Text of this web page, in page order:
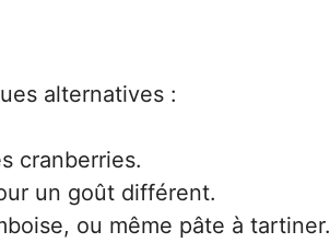
alternatives :
cranberries.
un goût différent.
ou même pâte à tartiner.